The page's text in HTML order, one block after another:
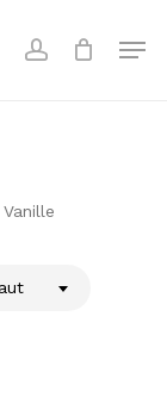
account
Vanille
Close